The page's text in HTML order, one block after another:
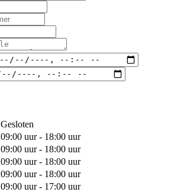
Gesloten
09:00 uur - 18:00 uur
09:00 uur - 18:00 uur
09:00 uur - 18:00 uur
09:00 uur - 18:00 uur
09:00 uur - 17:00 uur